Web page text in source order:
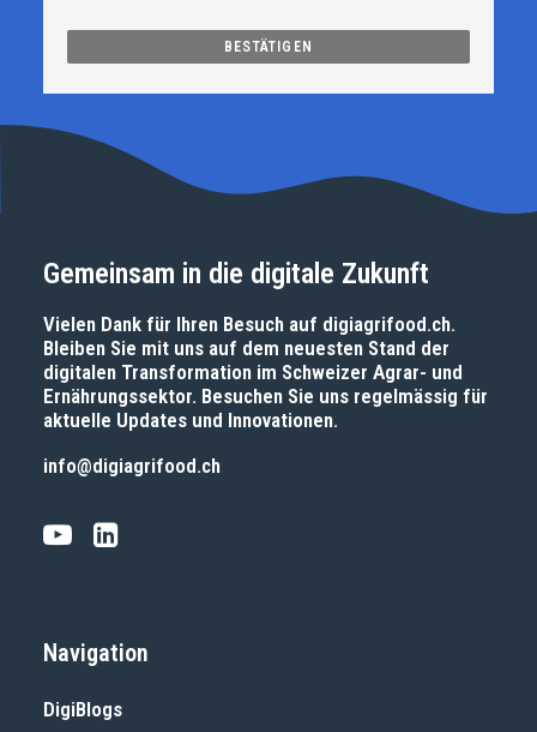
Gemeinsam in die digitale Zukunft
Vielen Dank für Ihren Besuch auf digiagrifood.ch.
Bleiben Sie mit uns auf dem neuesten Stand der
digitalen Transformation im Schweizer Agrar- und
Ernährungssektor. Besuchen Sie uns regelmässig für
aktuelle Updates und Innovationen.
info@digiagrifood.ch
Navigation
DigiBlogs